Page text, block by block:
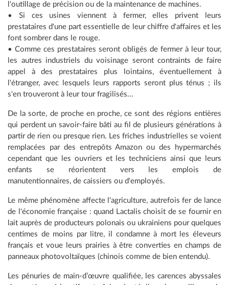
l'outillage de précision ou de la maintenance de machines.
• Si ces usines viennent à fermer, elles privent leurs
prestataires d'une part essentielle de leur chiffre d'affaires et les
font sombrer dans le rouge.
• Comme ces prestataires seront obligés de fermer à leur tour,
les autres industriels du voisinage seront contraints de faire
appel à des prestataires plus lointains, éventuellement à
l'étranger, avec lesquels leurs rapports seront plus ténus ; ils
s'en trouveront à leur tour fragilisés...
De la sorte, de proche en proche, ce sont des régions entières
qui perdent un savoir-faire bâti au fil de plusieurs générations à
partir de rien ou presque rien. Les friches industrielles se voient
remplacées par des entrepôts Amazon ou des hypermarchés
cependant que les ouvriers et les techniciens ainsi que leurs
enfants se réorientent vers les emplois de
manutentionnaires, de caissiers ou d'employés.
Le même phénomène affecte l'agriculture, autrefois fer de lance
de l'économie française : quand Lactalis choisit de se fournir en
lait auprès de producteurs polonais ou ukrainiens pour quelques
centimes de moins par litre, il condamne à mort les éleveurs
français et voue leurs prairies à être converties en champs de
panneaux photovoltaïques (chinois comme de bien entendu).
Les pénuries de main-d’œuvre qualifiée, les carences abyssales